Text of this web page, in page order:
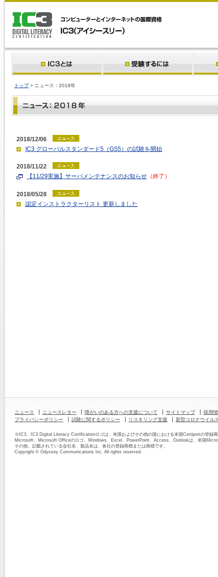
トップ> ニュース：2018年
2018/12/06
IC3 グローバルスタンダード5（GS5）の試験を開始
2018/11/22
【11/29実施】サーバメンテナンスのお知らせ（終了）
2018/05/28
認定インストラクターリスト 更新しました
ニュース ニュースレター 障がいのある方への支援について サイトマップ
採用
プライバシーポリシー
試験に関するポリシー リスキリング支援 新型コロナウイル
※IC3、IC3 Digital Literacy Certificationロゴは、米国およびその他の国における米国Certiportの登録
Microsoft、Microsoft Officeのロゴ、Windows、Excel、PowerPoint、Access、Outlookは、米国
その他、記載されている会社名、製品名は、各社の登録商標または商標です。
Copyright © Odyssey Communications Inc. All rights reserved.